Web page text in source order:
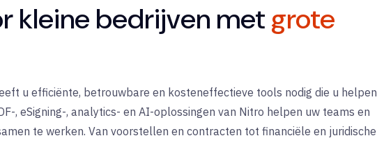
kleine bedrijven metgrote
u efficiënte, betrouwbare en kosteneffectieve tools nodig die u helpen
, eSigning-, analytics- en AI-oplossingen van Nitro helpen uw teams en
te werken. Van voorstellen en contracten tot financiële en juridische